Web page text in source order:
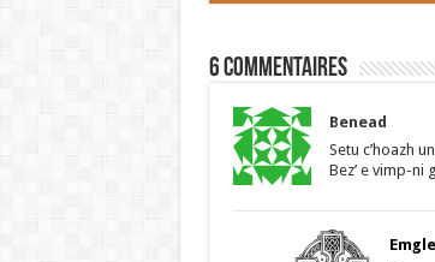
6 Commentaires
Benead
Setu c’hoazh
Bez’ e vimp-ni